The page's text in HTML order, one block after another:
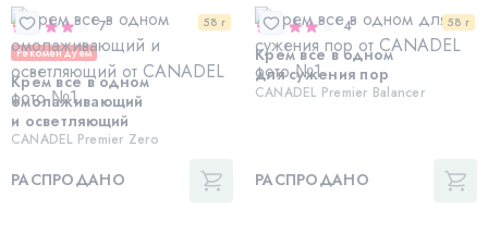
58 г
7
Рекомендуем
Крем все в одном
омолаживающий
и осветляющий
CANADEL Premier Zero
РАСПРОДАНО
58 г
4
Крем все в одном
для сужения пор
CANADEL Premier Balancer
РАСПРОДАНО